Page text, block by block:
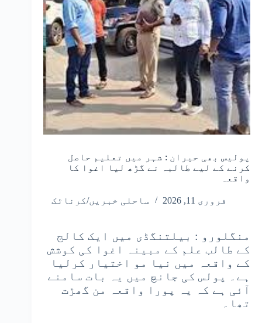
پولیس بھی حیران : شہر میں تعلیم حاصل
کرنے کے لیے طالبہ نے گڑھ لیا اغوا کا
واقعہ
فروری 11, 2026 ساحلی خبریں/کرناٹک
منگلورو : بیلتنگڈی میں ایک کالج
کے طالب علم کے مبینہ اغوا کی کوشش
کے واقعہ میں نیا مو اختیار کرلیا
ہے۔ پولس کی جانچ میں یہ بات سامنے
آئی ہے کہ یہ پورا واقعہ من گھڑت
تھا۔